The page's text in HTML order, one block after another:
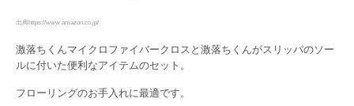
出典https://www.amazon.co.jp/
激落ちくんマイクロファイバークロスと激落ちくんがスリッパのソー
ルに付いた便利なアイテムのセット。
フローリングのお手入れに最適です。